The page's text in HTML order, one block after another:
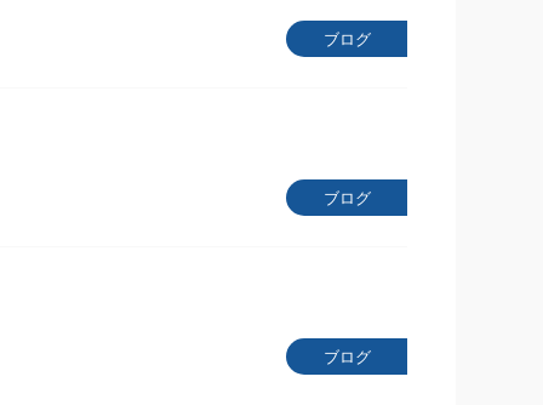
ブログ
ブログ
ブログ